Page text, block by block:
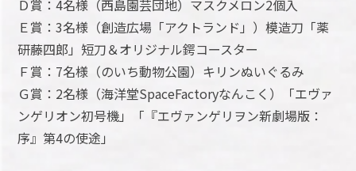
Ｄ賞：4名様（西島園芸団地）マスクメロン2個入
Ｅ賞：3名様（創造広場「アクトランド」）模造刀「薬
研藤四郎」短刀＆オリジナル鍔コースター
Ｆ賞：7名様（のいち動物公園）キリンぬいぐるみ
Ｇ賞：2名様（海洋堂SpaceFactoryなんこく）「エヴァ
ンゲリオン初号機」「『エヴァンゲリヲン新劇場版：
序』第4の使途」